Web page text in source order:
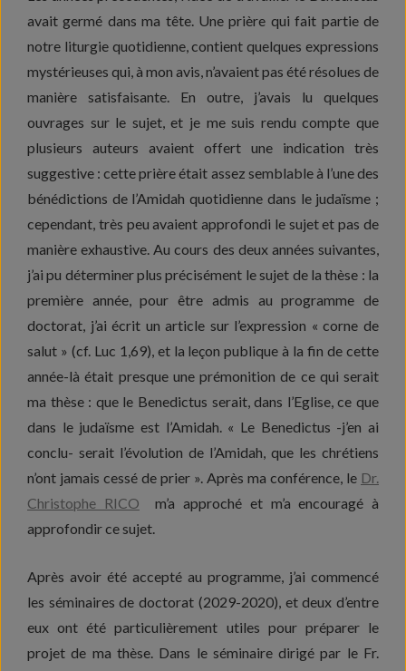
avait germé dans ma tête. Une prière qui fait partie de
notre liturgie quotidienne, contient quelques expressions
mystérieuses qui, à mon avis, n’avaient pas été résolues de
manière satisfaisante. En outre, j’avais lu quelques
ouvrages sur le sujet, et je me suis rendu compte que
plusieurs auteurs avaient offert une indication très
suggestive : cette prière était assez semblable à l’une des
bénédictions de l’Amidah quotidienne dans le judaïsme ;
cependant, très peu avaient approfondi le sujet et pas de
manière exhaustive. Au cours des deux années suivantes,
j’ai pu déterminer plus précisément le sujet de la thèse : la
première année, pour être admis au programme de
doctorat, j’ai écrit un article sur l’expression « corne de
salut » (cf. Luc 1,69), et la leçon publique à la fin de cette
année-là était presque une prémonition de ce qui serait
ma thèse : que le Benedictus serait, dans l’Eglise, ce que
dans le judaïsme est l’Amidah. « Le Benedictus -j’en ai
conclu- serait l’évolution de l’Amidah, que les chrétiens
n’ont jamais cessé de prier ». Après ma conférence, le Dr.
Christophe RICO m’a approché et m’a encouragé à
approfondir ce sujet.
Après avoir été accepté au programme, j’ai commencé
les séminaires de doctorat (2029-2020), et deux d’entre
eux ont été particulièrement utiles pour préparer le
projet de ma thèse. Dans le séminaire dirigé par le Fr.